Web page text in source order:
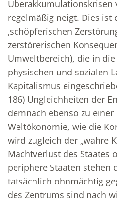
Überakkumulationskrisen
regelmäßig neigt. Dies ist
‚schöpferischen
zerstörerischen
Umweltbereich), die in
physischen und sozialen
Kapitalismus
186) Ungleichheiten der
demnach ebenso zu
Weltökonomie, wie die
wird zugleich der „wahre
Machtverlust des Staates
periphere Staaten stehen
tatsächlich ohnmächtig
des Zentrums sind nach